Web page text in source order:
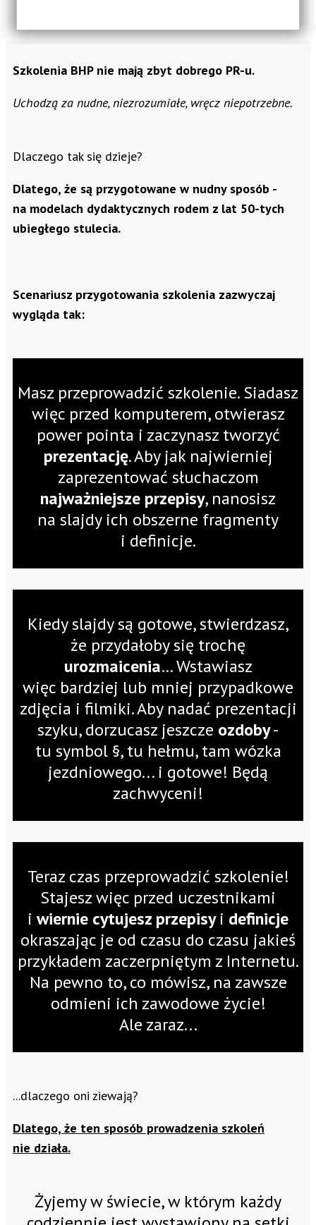
Szkolenia BHP nie mają zbyt dobrego PR-u.
Uchodzą za nudne, niezrozumiałe, wręcz niepotrzebne.
Dlaczego tak się dzieje?
Dlatego, że są przygotowane w nudny sposób -
na modelach dydaktycznych rodem z lat 50-tych
ubiegłego stulecia.
Scenariusz przygotowania szkolenia zazwyczaj
wygląda tak:
Masz przeprowadzić szkolenie. Siadasz
więc przed komputerem, otwierasz
power pointa i zaczynasz tworzyć
prezentację. Aby jak najwierniej
zaprezentować słuchaczom
najważniejsze przepisy, nanosisz
na slajdy ich obszerne fragmenty
i definicje.
Kiedy slajdy są gotowe, stwierdzasz,
że przydałoby się trochę
urozmaicenia… Wstawiasz
więc bardziej lub mniej przypadkowe
zdjęcia i filmiki. Aby nadać prezentacji
szyku, dorzucasz jeszcze ozdoby-
tu symbol §, tu hełmu, tam wózka
jezdniowego... i gotowe! Będą
zachwyceni!
Teraz czas przeprowadzić szkolenie!
Stajesz więc przed uczestnikami
i wiernie cytujesz przepisyi definicje
okraszając je od czasu do czasu jakieś
przykładem zaczerpniętym z Internetu.
Na pewno to, co mówisz, na zawsze
odmieni ich zawodowe życie!
Ale zaraz...
...dlaczego oni ziewają?
Dlatego, że ten sposób prowadzenia szkoleń
nie działa.
Żyjemy w świecie, w którym każdy